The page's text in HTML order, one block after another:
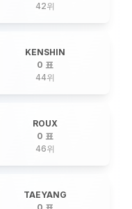
42위
KENSHIN
0 표
44위
ROUX
0 표
46위
TAEYANG